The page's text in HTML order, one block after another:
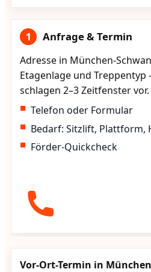
1 Anfrage & Termin
Adresse in München-
Etagenlage und Treppentyp
schlagen 2–3 Zeitfenster vor.
Telefon oder Formular
Bedarf: Sitzlift, Plattform,
Förder-Quickcheck
Vor-Ort-Termin in